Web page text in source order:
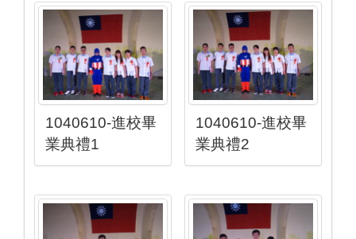
1040610-進校畢
業典禮1
1040610-進校畢
業典禮2